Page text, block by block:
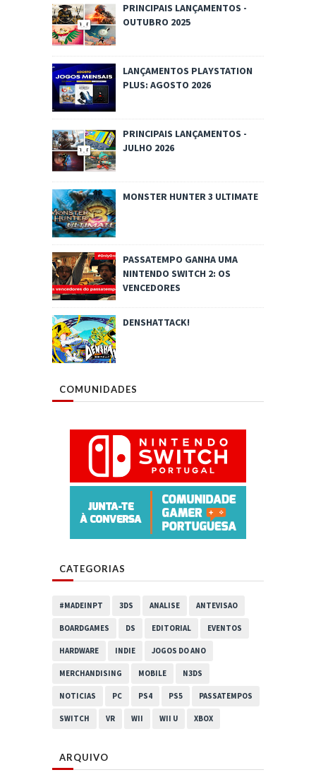
PRINCIPAIS LANÇAMENTOS -
OUTUBRO 2025
LANÇAMENTOS PLAYSTATION
PLUS: AGOSTO 2026
PRINCIPAIS LANÇAMENTOS -
JULHO 2026
MONSTER HUNTER 3 ULTIMATE
PASSATEMPO GANHA UMA
NINTENDO SWITCH 2: OS
VENCEDORES
DENSHATTACK!
COMUNIDADES
CATEGORIAS
#MADEINPT 3DS ANALISE ANTEVISAO
BOARDGAMES DS EDITORIAL EVENTOS
HARDWARE INDIE JOGOS DO ANO
MERCHANDISING MOBILE N3DS
NOTICIAS PC PS4 PS5 PASSATEMPOS
SWITCH VR WII WII U XBOX
ARQUIVO